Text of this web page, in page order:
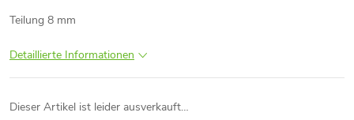
Teilung 8 mm
Detaillierte Informationen
Dieser Artikel ist leider ausverkauft…